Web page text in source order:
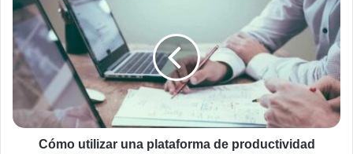
utilizar
una
plataforma
de
productividad
Cómo utilizar una plataforma de productividad